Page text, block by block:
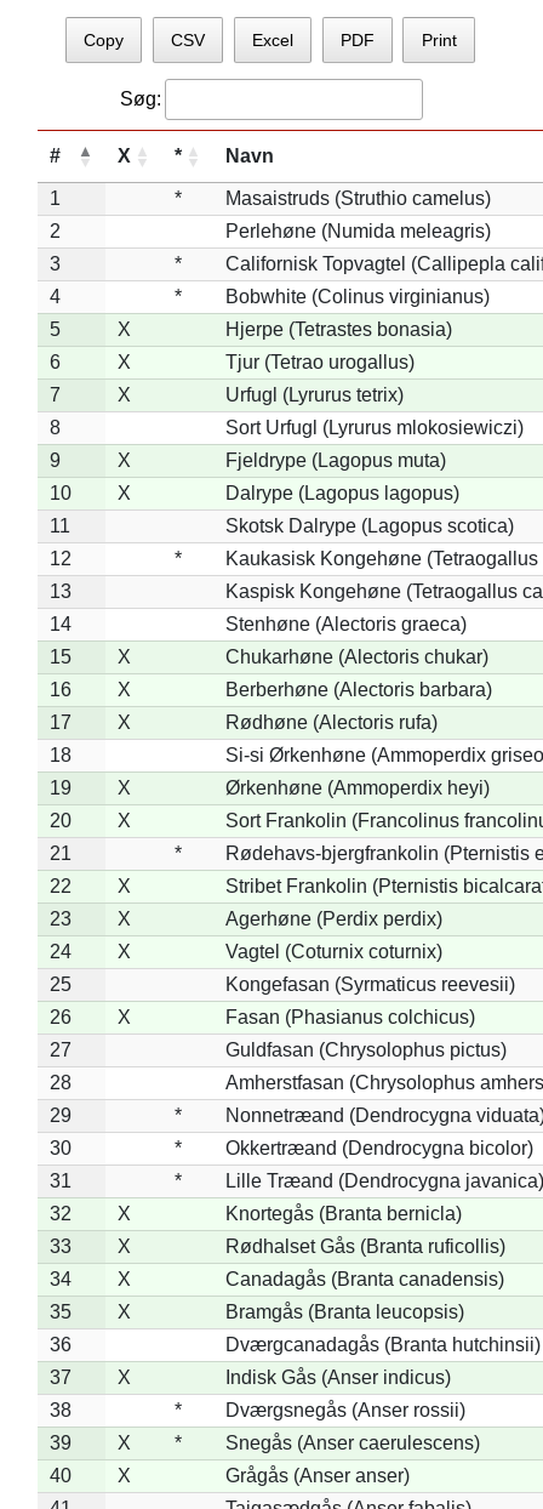
Copy CSV Excel PDF Print
Søg:
# X * Navn
1 *
Masaistruds (Struthio camelus)
2
Perlehøne (Numida meleagris)
3
*
Californisk Topvagtel (Callipepla
4
*
Bobwhite (Colinus virginianus)
5
X
Hjerpe (Tetrastes bonasia)
6
X
Tjur (Tetrao urogallus)
7
X
Urfugl (Lyrurus tetrix)
8
Sort Urfugl (Lyrurus mlokosiewiczi)
9
X
Fjeldrype (Lagopus muta)
10
X
Dalrype (Lagopus lagopus)
11
Skotsk Dalrype (Lagopus scotica)
12
*
Kaukasisk Kongehøne
13
Kaspisk Kongehøne (Tetraogallus
14
Stenhøne (Alectoris graeca)
15
X
Chukarhøne (Alectoris chukar)
16
X
Berberhøne (Alectoris barbara)
17
X
Rødhøne (Alectoris rufa)
18
Si-si Ørkenhøne (Ammoperdix
19
X
Ørkenhøne (Ammoperdix heyi)
20
X
Sort Frankolin (Francolinus
21
*
Rødehavs-bjergfrankolin (Pternistis
22
X
Stribet Frankolin (Pternistis
23
X
Agerhøne (Perdix perdix)
24
X
Vagtel (Coturnix coturnix)
25
Kongefasan (Syrmaticus reevesii)
26
X
Fasan (Phasianus colchicus)
27
Guldfasan (Chrysolophus pictus)
28
Amherstfasan (Chrysolophus
29
*
Nonnetræand (Dendrocygna
30
*
Okkertræand (Dendrocygna bicolor)
31
*
Lille Træand (Dendrocygna javanica)
32
X
Knortegås (Branta bernicla)
33
X
Rødhalset Gås (Branta ruficollis)
34
X
Canadagås (Branta canadensis)
35
X
Bramgås (Branta leucopsis)
36
Dværgcanadagås (Branta hutchinsii)
37
X
Indisk Gås (Anser indicus)
38
*
Dværgsnegås (Anser rossii)
39
X *
Snegås (Anser caerulescens)
40
X
Grågås (Anser anser)